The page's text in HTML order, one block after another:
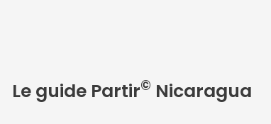
Le guide Partir© Nicaragua